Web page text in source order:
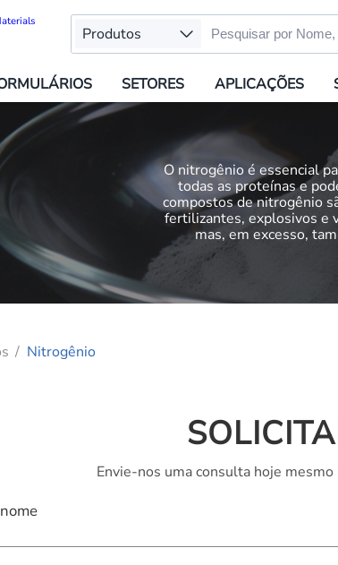
Produtos
SETORES APLICAÇÕES
O nitrogênio é essencial
todas as proteínas e
compostos de nitrogênio
fertilizantes, explosivos e
mas, em excesso,
Nitrogênio
Envie-nos uma consulta hoje